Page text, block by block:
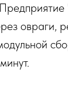
овраги,